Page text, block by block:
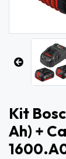
Kit
Ah) +